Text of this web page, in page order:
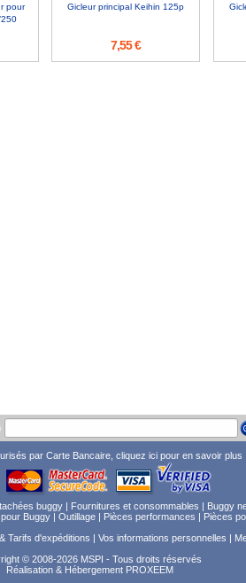
pour
Gicleur principal Keihin 125p
7,55 €
par Carte Bancaire, cliquez ici pour en savoir plus
buggy | Fournitures et consommables | Buggy
Buggy| Outillage| Pièces performances | Pièces
Tarifs d'expéditions | Vos informations personnelles |
© 2008-2026 MSPI - Tous droits réservés
Réalisation & Hébergement PROXEEM